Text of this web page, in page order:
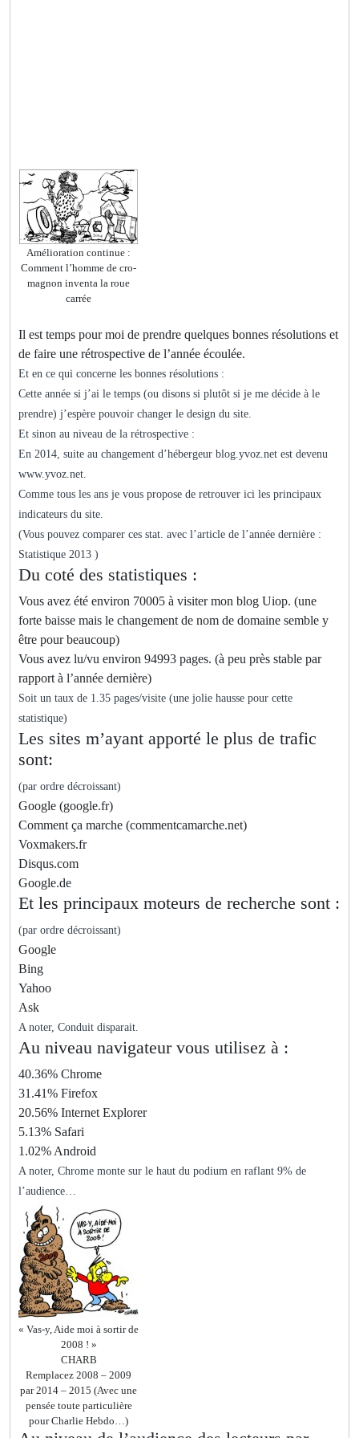
Amélioration continue :
Comment l’homme de cro-
magnon inventa la roue
carrée
Il est temps pour moi de prendre quelques bonnes résolutions et
de faire une rétrospective de l’année écoulée.
Et en ce qui concerne les bonnes résolutions :
Cette année si j’ai le temps (ou disons si plutôt si je me décide à le
prendre) j’espère pouvoir changer le design du site.
Et sinon au niveau de la rétrospective :
En 2014, suite au changement d’hébergeur blog.yvoz.net est devenu
www.yvoz.net.
Comme tous les ans je vous propose de retrouver ici les principaux
indicateurs du site.
(Vous pouvez comparer ces stat. avec l’article de l’année dernière :
Statistique 2013 )
Du coté des statistiques :
Vous avez été environ 70005 à visiter mon blog Uiop. (une
forte baisse mais le changement de nom de domaine semble y
être pour beaucoup)
Vous avez lu/vu environ 94993 pages. (à peu près stable par
rapport à l’année dernière)
Soit un taux de 1.35 pages/visite (une jolie hausse pour cette
statistique)
Les sites m’ayant apporté le plus de trafic
sont:
(par ordre décroissant)
Google (google.fr)
Comment ça marche (commentcamarche.net)
Voxmakers.fr
Disqus.com
Google.de
Et les principaux moteurs de recherche sont :
(par ordre décroissant)
Google
Bing
Yahoo
Ask
A noter, Conduit disparait.
Au niveau navigateur vous utilisez à :
40.36% Chrome
31.41% Firefox
20.56% Internet Explorer
5.13% Safari
1.02% Android
A noter, Chrome monte sur le haut du podium en raflant 9% de
l’audience…
« Vas-y, Aide moi à sortir de
2008 ! »
CHARB
Remplacez 2008 – 2009
par 2014 – 2015 (Avec une
pensée toute particulière
pour Charlie Hebdo…)